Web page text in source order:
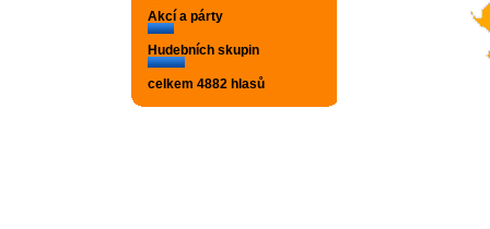
Akcí a párty
Hudebních skupin
celkem 4882 hlasů